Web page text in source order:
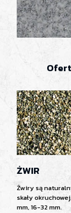
ŻWIR
Żwiry są
skały
mm, 16-32 mm.